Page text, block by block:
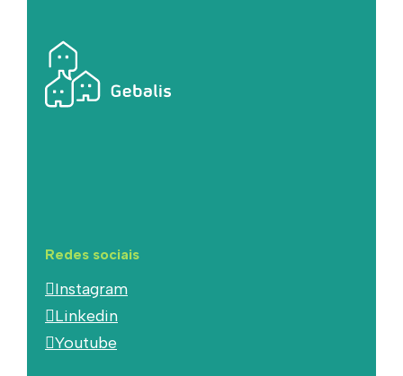
Redes sociais
Instagram
Linkedin
Youtube